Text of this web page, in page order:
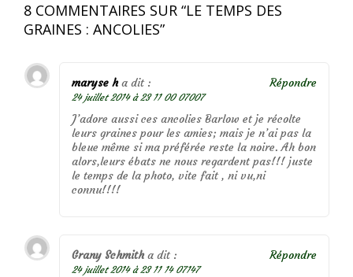
8 COMMENTAIRES SUR “LE TEMPS DES
GRAINES : ANCOLIES”
maryse h a dit :
24 juillet 2014 à 23 11 00 07007
J’adore aussi ces ancolies Barlow et je récolte
leurs graines pour les amies; mais je n’ai pas la
bleue même si ma préférée reste la noire. Ah bon
alors,leurs ébats ne nous regardent pas!!! juste
le temps de la photo, vite fait , ni vu,ni
connu!!!!
Répondre
Grany Schmith a dit :
24 juillet 2014 à 23 11 14 07147
Répondre